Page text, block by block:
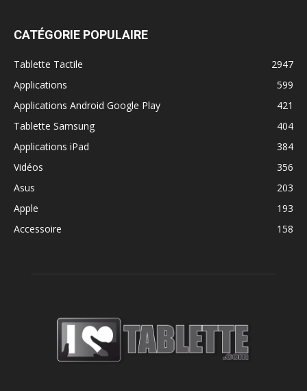
CATÉGORIE POPULAIRE
Tablette Tactile
2947
Applications
599
Applications Android Google Play
421
Tablette Samsung
404
Applications iPad
384
Vidéos
356
Asus
203
Apple
193
Accessoire
158